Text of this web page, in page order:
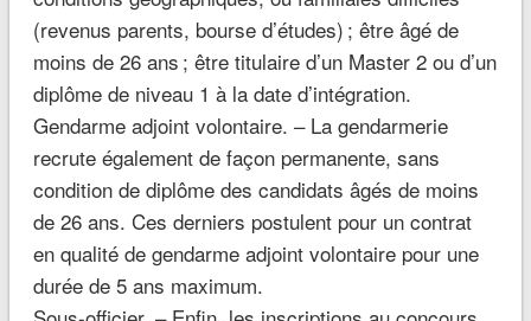
(revenus parents, bourse d’études) ; être âgé de
moins de 26 ans ; être titulaire d’un Master 2 ou d’un
diplôme de niveau 1 à la date d’intégration.
Gendarme adjoint volontaire. – La gendarmerie
recrute également de façon permanente, sans
condition de diplôme des candidats âgés de moins
de 26 ans. Ces derniers postulent pour un contrat
en qualité de gendarme adjoint volontaire pour une
durée de 5 ans maximum.